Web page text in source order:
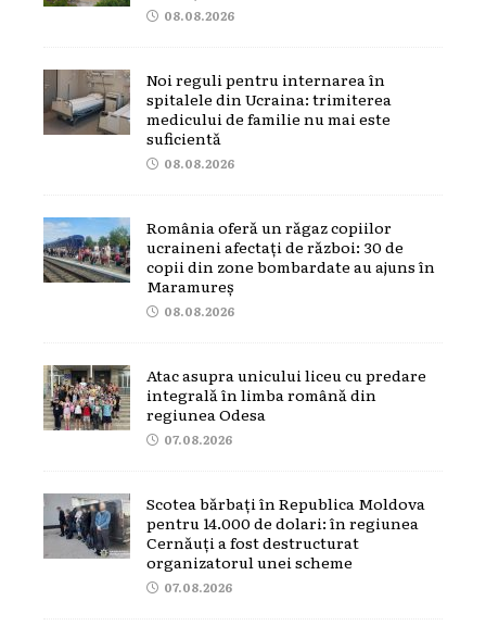
08.08.2026
Noi reguli pentru internarea în
spitalele din Ucraina: trimiterea
medicului de familie nu mai este
suficientă
08.08.2026
România oferă un răgaz copiilor
ucraineni afectați de război: 30 de
copii din zone bombardate au ajuns în
Maramureș
08.08.2026
Atac asupra unicului liceu cu predare
integrală în limba română din
regiunea Odesa
07.08.2026
Scotea bărbați în Republica Moldova
pentru 14.000 de dolari: în regiunea
Cernăuți a fost destructurat
organizatorul unei scheme
07.08.2026